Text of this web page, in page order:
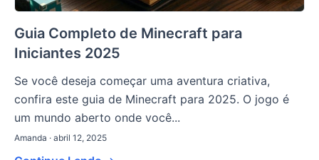
Guia Completo de Minecraft para
Iniciantes 2025
Se você deseja começar uma aventura criativa,
confira este guia de Minecraft para 2025. O jogo é
um mundo aberto onde você...
Amanda · abril 12, 2025